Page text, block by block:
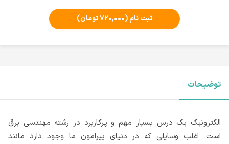
ثبت نام(۷۲۰,۰۰۰ تومان)
توضیحات
الکترونیک یک درس بسیار مهم و پرکاربرد در رشته مهندسی برق
است. اغلب وسایلی که در دنیای پیرامون ما وجود دارد مانند